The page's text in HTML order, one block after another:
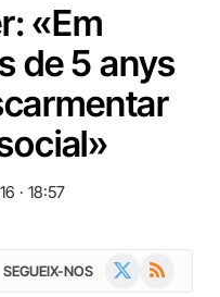
«Em
de 5 anys
· 18:57
SEGUEIX-NOS RSS